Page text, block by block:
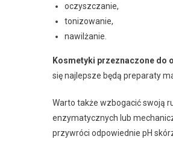
oczyszczanie,
tonizowanie,
nawilżanie.
Kosmetyki przeznaczone do
się najlepsze będą preparaty
Warto także wzbogacić swoją
enzymatycznych lub
przywróci odpowiednie pH